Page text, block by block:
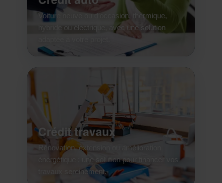
Voiture neuve ou d’occasion, thermique,
hybride ou électrique, avec une solution
Crédit travaux
Rénovation, extension ou amélioration
énergétique : une solution pour financer vos
travaux sereinement.